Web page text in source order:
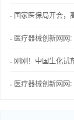
国家医保局开会，
医疗器械创新网网: 多
刚刚！中国生化试
医疗器械创新网网: